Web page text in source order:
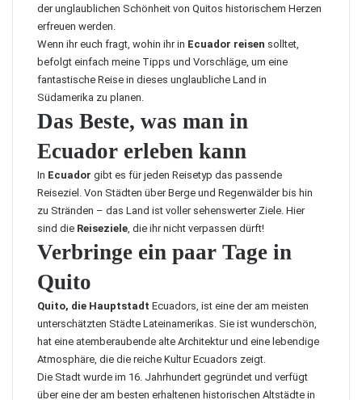
der unglaublichen Schönheit von Quitos historischem Herzen
erfreuen werden.
Wenn ihr euch fragt, wohin ihr in Ecuador reisen solltet,
befolgt einfach meine Tipps und Vorschläge, um eine
fantastische Reise in dieses unglaubliche Land in
Südamerika zu planen.
Das Beste, was man in
Ecuador erleben kann
In Ecuador gibt es für jeden Reisetyp das passende
Reiseziel. Von Städten über Berge und Regenwälder bis hin
zu Stränden – das Land ist voller sehenswerter Ziele. Hier
sind die Reiseziele, die ihr nicht verpassen dürft!
Verbringe ein paar Tage in
Quito
Quito, die Hauptstadt Ecuadors, ist eine der am meisten
unterschätzten Städte Lateinamerikas. Sie ist wunderschön,
hat eine atemberaubende alte Architektur und eine lebendige
Atmosphäre, die die reiche Kultur Ecuadors zeigt.
Die Stadt wurde im 16. Jahrhundert gegründet und verfügt
über eine der am besten erhaltenen historischen Altstädte in